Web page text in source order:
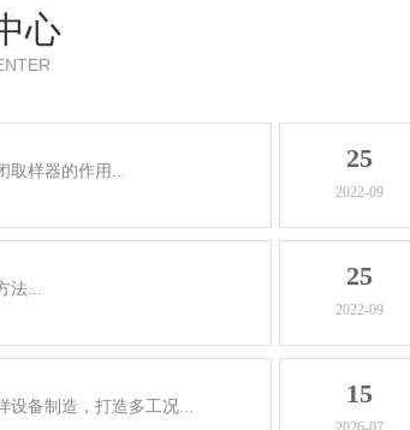
心
取样器的作用... 25
2022-09
法... 25
2022-09
设备制造，打造多工况... 15